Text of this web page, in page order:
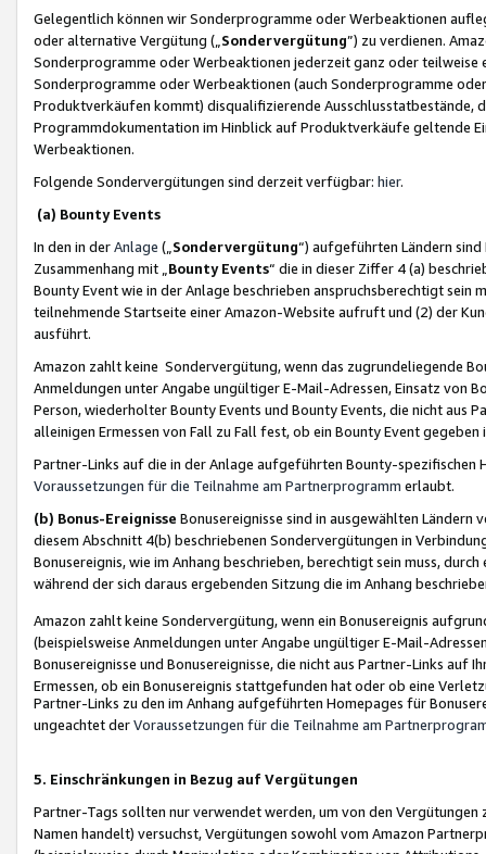
Gelegentlich können wir Sonderprogramme oder Werbeaktionen
oder alternative Vergütung („ Sondervergütung”) zu verdienen.
Sonderprogramme oder Werbeaktionen jederzeit ganz oder
Sonderprogramme oder Werbeaktionen (auch Sonderprogramme
Produktverkäufen kommt) disqualifizierende Ausschlusstatbestände,
Programmdokumentation im Hinblick auf Produktverkäufe geltende
Werbeaktionen.
Folgende Sondervergütungen sind derzeit verfügbar: hier.
(a) Bounty Events
In den in derAnlage („ Sondervergütung“) aufgeführten Ländern
Zusammenhang mit „ Bounty Events“ die in dieser Ziffer 4 (a)
Bounty Event wie in der Anlage beschrieben anspruchsberechtigt sein
teilnehmende Startseite einer Amazon-Website aufruft und (2) der
ausführt.
Amazon zahlt keine Sondervergütung, wenn das zugrundeliegende
Anmeldungen unter Angabe ungültiger E-Mail-Adressen, Einsatz von
Person, wiederholter Bounty Events und Bounty Events, die nicht
alleinigen Ermessen von Fall zu Fall fest, ob ein Bounty Event
Partner-Links auf die in der Anlage aufgeführten Bounty-spezifischen
Voraussetzungen für die Teilnahme am Partnerprogramm erlaubt.
(b) Bonus-Ereignisse Bonusereignisse sind in ausgewählten Ländern
diesem Abschnitt 4(b) beschriebenen Sondervergütungen in
Bonusereignis, wie im Anhang beschrieben, berechtigt sein muss,
während der sich daraus ergebenden Sitzung die im Anhang
Amazon zahlt keine Sondervergütung, wenn ein Bonusereignis
(beispielsweise Anmeldungen unter Angabe ungültiger E-Mail-
Bonusereignisse und Bonusereignisse, die nicht aus Partner-Links auf
Ermessen, ob ein Bonusereignis stattgefunden hat oder ob eine
Partner-Links zu den im Anhang aufgeführten Homepages für
ungeachtet derVoraussetzungen für die Teilnahme am
5. Einschränkungen in Bezug auf Vergütungen
Partner-Tags sollten nur verwendet werden, um von den
Namen handelt) versuchst, Vergütungen sowohl vom Amazon